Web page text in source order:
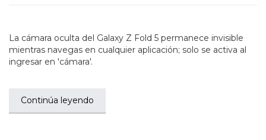
La cámara oculta del Galaxy Z Fold 5 permanece invisible
mientras navegas en cualquier aplicación; solo se activa al
ingresar en 'cámara'.
Continúa leyendo